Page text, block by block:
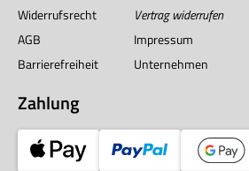
Widerrufsrecht
Vertrag widerrufen
AGB
Impressum
Barrierefreiheit
Unternehmen
Zahlung